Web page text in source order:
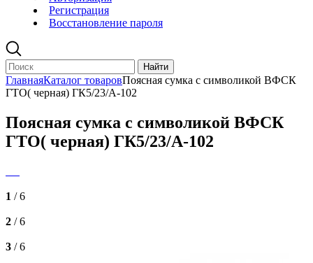
Регистрация
Восстановление пароля
ГлавнаяКаталог товаровПоясная сумка с символикой ВФСК
ГТО( черная) ГК5/23/А-102
Поясная сумка с символикой ВФСК
ГТО( черная) ГК5/23/А-102
1 / 6
2 / 6
3 / 6